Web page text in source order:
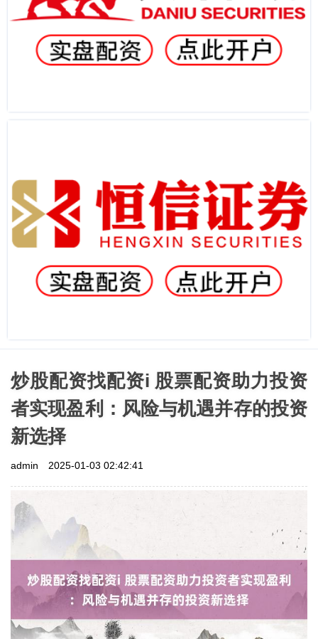
炒股配资找配资i 股票配资助力投资
者实现盈利：风险与机遇并存的投资
新选择
admin 2025-01-03 02:42:41